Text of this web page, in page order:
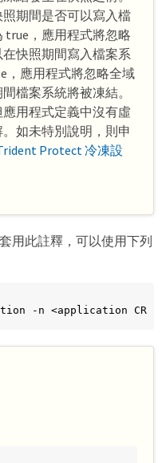
期間是否可以寫入檔
true，應用程式將忽略
快照期間寫入檔案系
，應用程式將忽略全域
檔案系統將被凍結。
用程式定義中沒有虛
如未特別說明，則申
Protect 冷凍設
用此註釋，可以使用下列
-n <application CR